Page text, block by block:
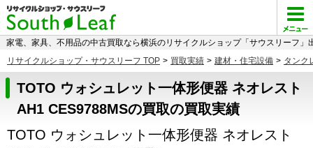
家電、家具、不用品の中古買取なら横浜のリサイクルショップ「サウスリーフ」
リサイクルショップ・サウスリーフ TOP > 買取実績 > 建材・住宅設備 > タンク
TOTO ウォシュレット一体形便器 ネオレスト
AH1 CES9788MSの買取の買取実績
TOTO ウォシュレット一体形便器 ネオレスト